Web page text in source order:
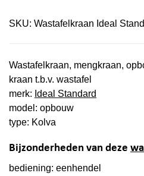
SKU: Wastafelkraan Ideal
Wastafelkraan, mengkraan,
kraan t.b.v. wastafel
merk: Ideal Standard
model: opbouw
type: Kolva
Bijzonderheden van deze
bediening: eenhendel